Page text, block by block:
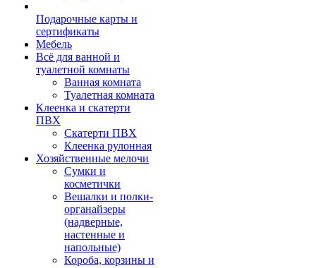
Подарочные карты и
сертификаты
Мебель
Всё для ванной и
туалетной комнаты
Ванная комната
Туалетная комната
Клеенка и скатерти
ПВХ
Скатерти ПВХ
Клеенка рулонная
Хозяйственные мелочи
Сумки и
косметички
Вешалки и полки-
органайзеры
(надверные,
настенные и
напольные)
Короба, корзины и